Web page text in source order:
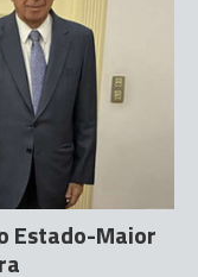
Estado-Maior